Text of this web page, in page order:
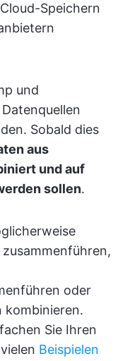
Speichern
und
Sobald dies
aus
und auf
sollen.
oder
kombinieren.
Sie Ihren
Beispielen